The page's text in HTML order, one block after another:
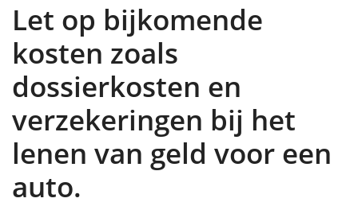
Let op bijkomende
kosten zoals
dossierkosten en
verzekeringen bij het
lenen van geld voor een
auto.